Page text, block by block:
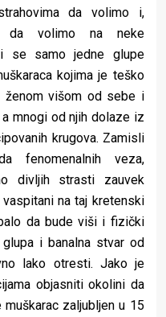
da volimo i,
da volimo na neke
se samo jedne glupe
kojima je teško
višom od sebe i
mnogi od njih dolaze iz
krugova. Zamisli
fenomenalnih veza,
divljih strasti zauvek
na taj kretenski
da bude viši i fizički
i banalna stvar od
lako otresti. Jako je
objasniti okolini da
zaljubljen u 15